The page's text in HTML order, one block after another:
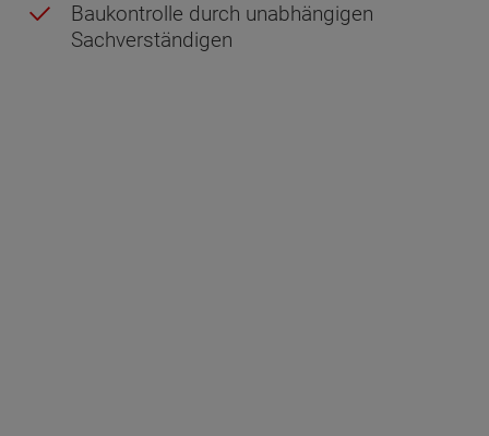
Baukontrolle durch unabhängigen
Sachverständigen